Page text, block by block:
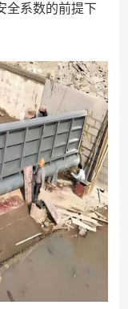
全系数的前提下